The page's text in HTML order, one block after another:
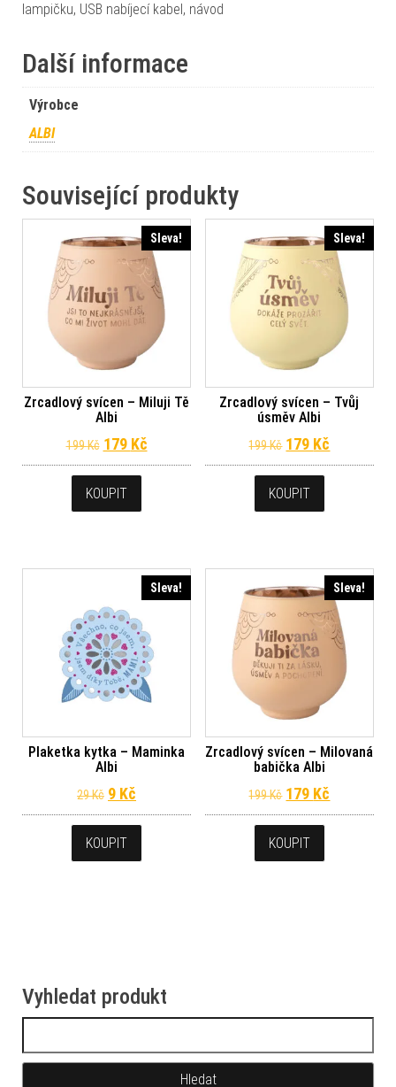
lampičku, USB nabíjecí kabel, návod
Další informace
Výrobce
ALBI
Související produkty
Sleva!
Zrcadlový svícen – Miluji Tě
Albi
199Kč Původní cena byla: 199 Kč.
179 KčAktuální cena je: 179 Kč.
KOUPIT
Sleva!
Zrcadlový svícen – Tvůj
úsměv Albi
199Kč Původní cena
179 Kč
KOUPIT
Sleva!
Plaketka kytka – Maminka
Albi
29Kč Původní cena byla: 29 Kč.
9 Kč Aktuální cena je: 9 Kč.
KOUPIT
Sleva!
Zrcadlový svícen – Milovaná
babička Albi
199Kč Původní cena
179 Kč
KOUPIT
Vyhledat produkt